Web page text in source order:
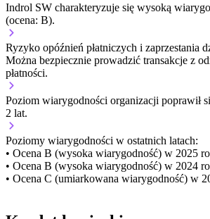
Indrol SW charakteryzuje się wysoką
(ocena: B).
Ryzyko opóźnień płatniczych i zaprzestania
Można bezpiecznie prowadzić transakcje z
płatności.
Poziom wiarygodności organizacji poprawił
2 lat.
Poziomy wiarygodności w ostatnich latach:
• Ocena B (wysoka wiarygodność) w 2025
• Ocena B (wysoka wiarygodność) w 2024
• Ocena C (umiarkowana wiarygodność) w